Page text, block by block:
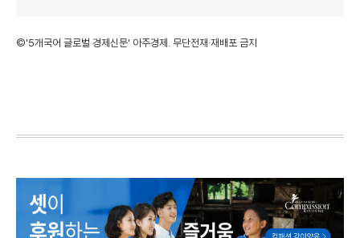
©'5개국어 글로벌 경제신문' 아주경제. 무단전재·재배포 금지